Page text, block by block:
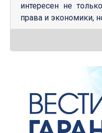
интересен не
права и экономики,